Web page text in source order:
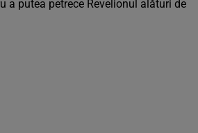
a putea petrece Revelionul alături de